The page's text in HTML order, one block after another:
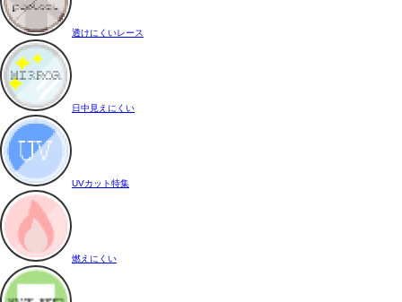
透けにくいレース
日中見えにくい
UVカット特集
燃えにくい